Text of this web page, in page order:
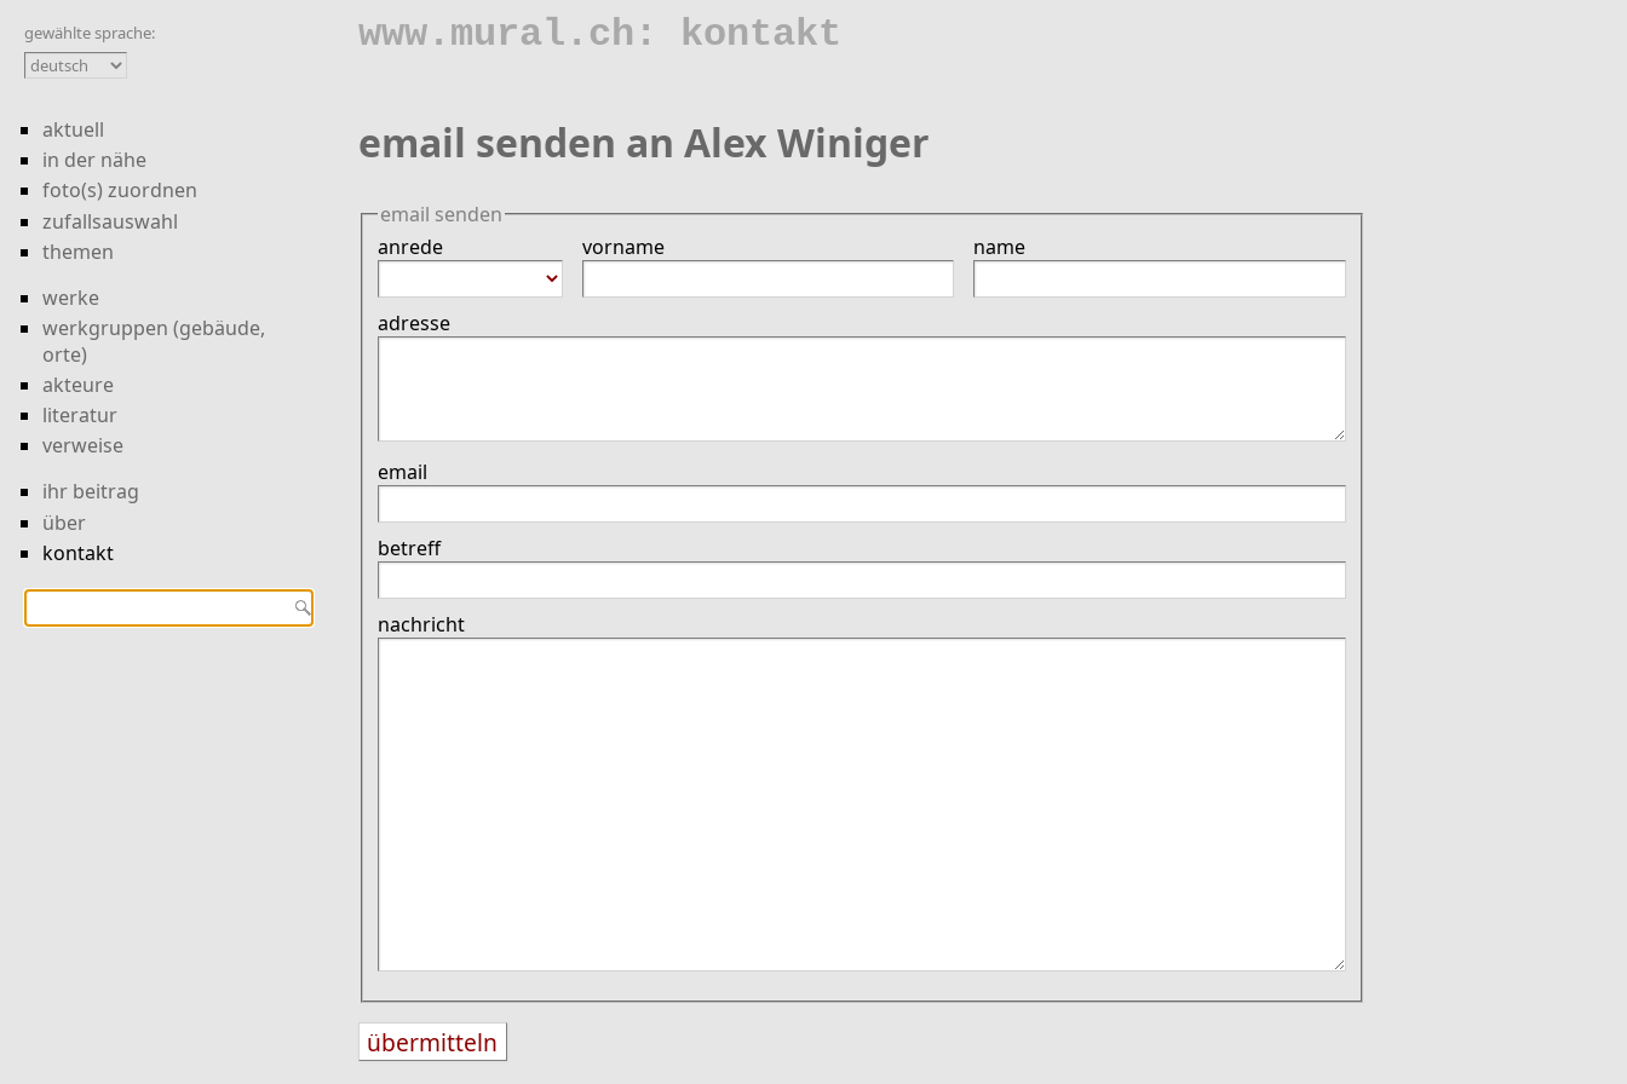
www.mural.ch: kontakt
gewählte sprache:
aktuell
in der nähe
foto(s) zuordnen
zufallsauswahl
themen
werke
werkgruppen (gebäude,
orte)
akteure
literatur
verweise
ihr beitrag
über
kontakt
email senden an Alex Winiger
email senden
anrede
vorname name
adresse
email
betreff
nachricht